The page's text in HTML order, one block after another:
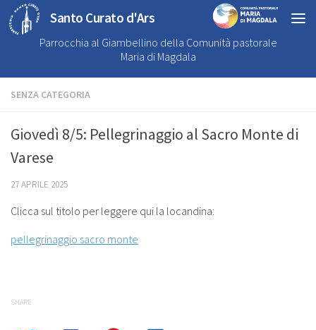
Santo Curato d'Ars
Parrocchia al Giambellino della Comunità pastorale
Maria di Magdala
SENZA CATEGORIA
Giovedì 8/5: Pellegrinaggio al Sacro Monte di
Varese
27 APRILE 2025
Clicca sul titolo per leggere qui la locandina:
pellegrinaggio sacro monte
SHARE